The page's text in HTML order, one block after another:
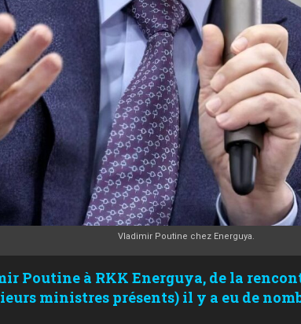
Vladimir Poutine chez Energuya.
Poutine à RKK Energuya, de la
ministres présents) il y a eu de